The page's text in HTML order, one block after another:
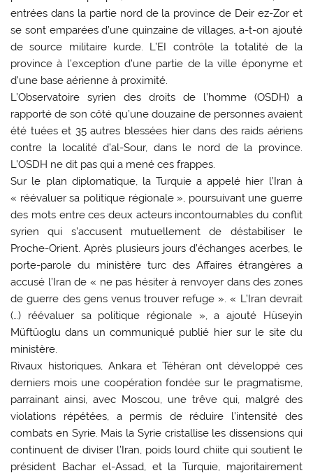
entrées dans la partie nord de la province de Deir ez-Zor et
se sont emparées d’une quinzaine de villages, a-t-on ajouté
de source militaire kurde. L’EI contrôle la totalité de la
province à l’exception d’une partie de la ville éponyme et
d’une base aérienne à proximité.
L’Observatoire syrien des droits de l’homme (OSDH) a
rapporté de son côté qu’une douzaine de personnes avaient
été tuées et 35 autres blessées hier dans des raids aériens
contre la localité d’al-Sour, dans le nord de la province.
L’OSDH ne dit pas qui a mené ces frappes.
Sur le plan diplomatique, la Turquie a appelé hier l’Iran à
« réévaluer sa politique régionale », poursuivant une guerre
des mots entre ces deux acteurs incontournables du conflit
syrien qui s’accusent mutuellement de déstabiliser le
Proche-Orient. Après plusieurs jours d’échanges acerbes, le
porte-parole du ministère turc des Affaires étrangères a
accusé l’Iran de « ne pas hésiter à renvoyer dans des zones
de guerre des gens venus trouver refuge ». « L’Iran devrait
(…) réévaluer sa politique régionale », a ajouté Hüseyin
Müftüoglu dans un communiqué publié hier sur le site du
ministère.
Rivaux historiques, Ankara et Téhéran ont développé ces
derniers mois une coopération fondée sur le pragmatisme,
parrainant ainsi, avec Moscou, une trêve qui, malgré des
violations répétées, a permis de réduire l’intensité des
combats en Syrie. Mais la Syrie cristallise les dissensions qui
continuent de diviser l’Iran, poids lourd chiite qui soutient le
président Bachar el-Assad, et la Turquie, majoritairement